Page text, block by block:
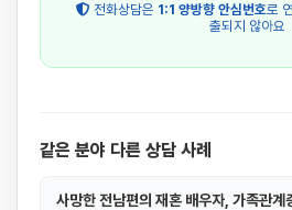
전화상담은 1:1 양방향 안심번호로
출되지 않아요
같은 분야 다른 상담 사례
사망한 전남편의 재혼 배우자, 가족관계